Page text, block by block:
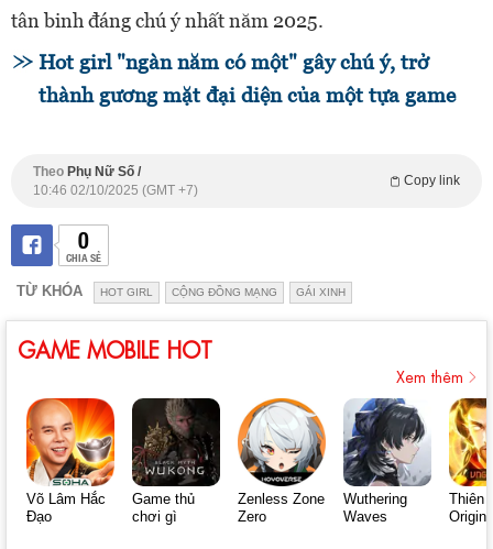
tân binh đáng chú ý nhất năm 2025.
Hot girl "ngàn năm có một" gây chú ý, trở
thành gương mặt đại diện của một tựa game
Theo Phụ Nữ Số /
Copy link
10:46 02/10/2025 (GMT +7)
0
CHIA SẺ
TỪ KHÓA HOT GIRL CỘNG ĐỒNG MẠNG GÁI XINH
GAME MOBILE HOT
Xem thêm
Võ Lâm Hắc
Đạo
Game thủ
chơi gì
Zenless Zone
Zero
Wuthering
Waves
Thiên
Origin